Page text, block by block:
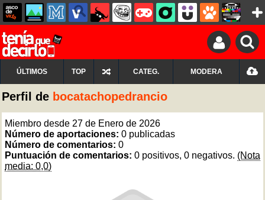
ÚLTIMOS TOP CATEG. MODERA
Perfil de bocatachopedrancio
Miembro desde 27 de Enero de 2026
Número de aportaciones: 0 publicadas
Número de comentarios: 0
Puntuación de comentarios: 0 positivos, 0 negativos. (Nota
media: 0,0)